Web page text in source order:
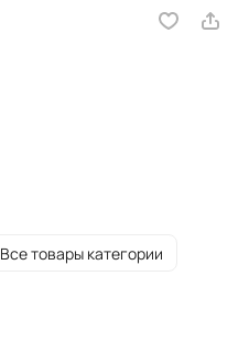
Все товары категории